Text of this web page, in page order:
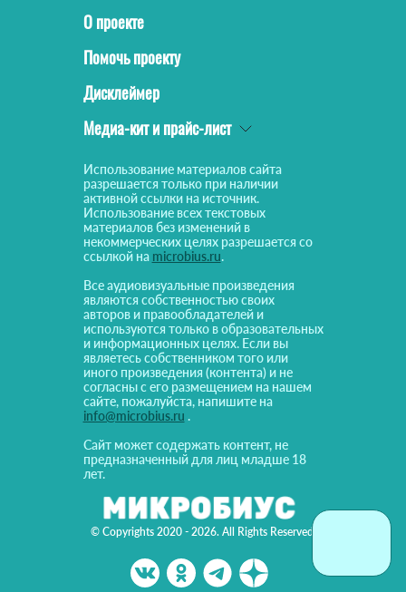
© Copyrights 2020 - 2026. All Rights Reserved!
О проекте
Помочь проекту
Дисклеймер
Медиа-кит и прайс-лист
Использование материалов сайта
разрешается только при наличии
активной ссылки на источник.
Использование всех текстовых
материалов без изменений в
некоммерческих целях разрешается со
ссылкой на microbius.ru.
Все аудиовизуальные произведения
являются собственностью своих
авторов и правообладателей и
используются только в образовательных
и информационных целях. Если вы
являетесь собственником того или
иного произведения (контента) и не
согласны с его размещением на нашем
сайте, пожалуйста, напишите на
info@microbius.ru .
Сайт может содержать контент, не
предназначенный для лиц младше 18
лет.